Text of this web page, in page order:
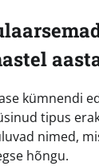
kümnendi
tipus
nimed,
hõngu.